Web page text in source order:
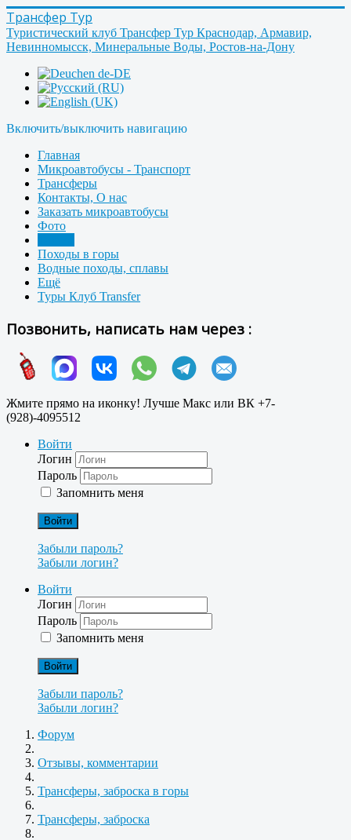
Трансфер Тур
Туристический клуб Трансфер Тур Краснодар, Армавир,
Невинномысск, Минеральные Воды, Ростов-на-Дону
Включить/выключить навигацию
Главная
Микроавтобусы - Транспорт
Трансферы
Контакты, О нас
Заказать микроавтобусы
Фото
Походы в горы
Водные походы, сплавы
Ещё
Туры Клуб Transfer
Позвонить, написать нам через :
Жмите прямо на иконку! Лучше Макс или ВК +7-
(928)-4095512
Войти
Логин
Пароль
Запомнить меня
Войти
Забыли пароль?
Забыли логин?
Войти
Логин
Пароль
Запомнить меня
Войти
Забыли пароль?
Забыли логин?
Форум
Отзывы, комментарии
Трансферы, заброска в горы
Трансферы, заброска